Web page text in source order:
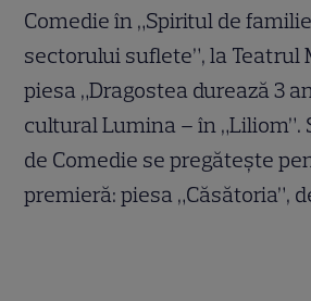
Comedie în „Spiritul de
sectorului suflete”, la Teatrul
piesa „Dragostea durează 3
cultural Lumina – în „Liliom”.
de Comedie se pregătește
premieră: piesa „Căsătoria”,